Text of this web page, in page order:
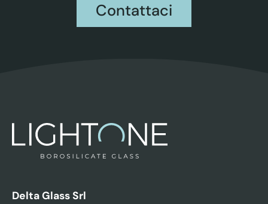
Contattaci
Delta Glass Srl